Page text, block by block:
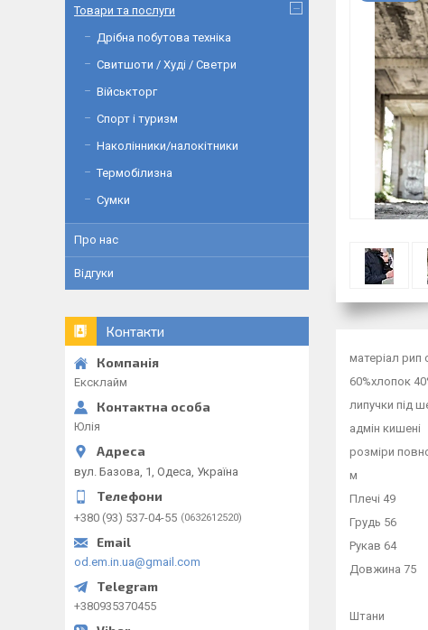
матеріал рип
60%хлопок
липучки під
адмін кишені
розміри
м
Плечі 49
Грудь 56
Рукав 64
Довжина 75
Штани
Товари та послуги
Дрібна побутова техніка
Свитшоти / Худі / Светри
Військторг
Спорт і туризм
Наколінники/налокітники
Термобілизна
Сумки
Про нас
Відгуки
Контакти
Ексклайм
Юлія
вул. Базова, 1, Одеса, Україна
+380 (93) 537-04-55 0632612520
od.em.in.ua@gmail.com
+380935370455